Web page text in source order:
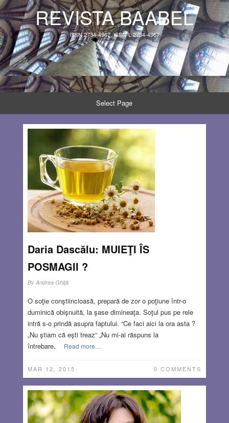
REVISTA BAABEL
ISSN 2734-4967, ISSN-L 2734-4967
Select Page
Daria Dascălu: MUIEŢI ÎS
POSMAGII ?
By Andrea Ghiţă
O soţie conştiincioasă, prepară de zor o poţiune într-o
duminică obişnuită, la şase dimineaţa. Soţul pus pe rele
intră s-o prindă asupra faptului. “Ce faci aici la ora asta ?
„Nu ştiam că eşti treaz“ „Nu mi-ai răspuns la
întrebare,
Read more…
MAR 12, 2015 0 COMMENTS